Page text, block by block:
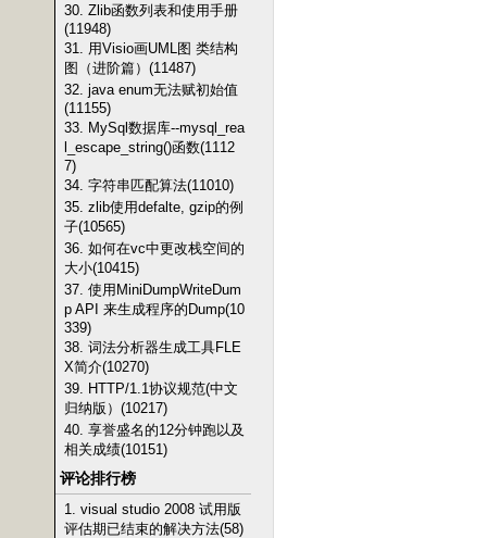
30. Zlib函数列表和使用手册
(11948)
31. 用Visio画UML图 类结构
图（进阶篇）(11487)
32. java enum无法赋初始值
(11155)
33. MySql数据库--mysql_rea
l_escape_string()函数(1112
7)
34. 字符串匹配算法(11010)
35. zlib使用defalte, gzip的例
子(10565)
36. 如何在vc中更改栈空间的
大小(10415)
37. 使用MiniDumpWriteDum
p API 来生成程序的Dump(10
339)
38. 词法分析器生成工具FLE
X简介(10270)
39. HTTP/1.1协议规范(中文
归纳版）(10217)
40. 享誉盛名的12分钟跑以及
相关成绩(10151)
评论排行榜
1. visual studio 2008 试用版
评估期已结束的解决方法(58)